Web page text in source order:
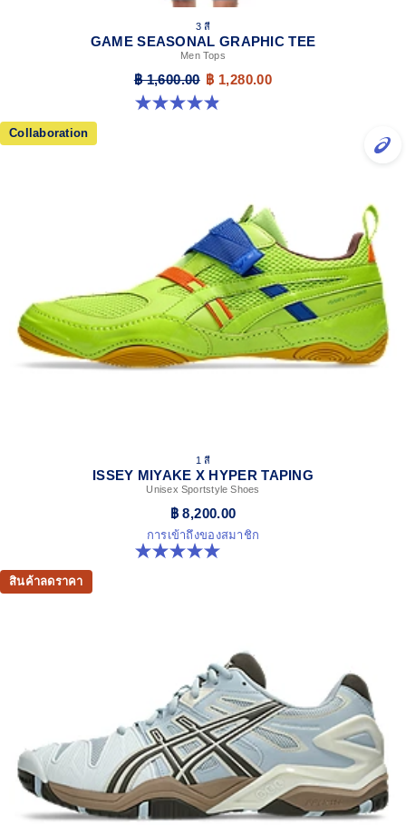
3 สี
GAME SEASONAL GRAPHIC TEE
Men Tops
฿ 1,600.00 ฿ 1,280.00
4.9 จาก 5 ดาว 36 รีวิว
Collaboration
1 สี
ISSEY MIYAKE X HYPER TAPING
Unisex Sportstyle Shoes
฿ 8,200.00
การเข้าถึงของสมาชิก
5.0 จาก 5 ดาว 1 รีวิว
สินค้าลดราคา